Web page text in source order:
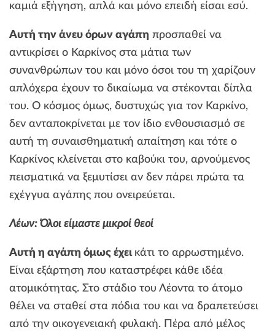
καμιά εξήγηση, απλά και μόνο επειδή είσαι εσύ.
Αυτή την άνευ όρων αγάπη προσπαθεί να
αντικρίσει ο Καρκίνος στα μάτια των
συνανθρώπων του και μόνο όσοι του τη χαρίζουν
απλόχερα έχουν το δικαίωμα να στέκονται δίπλα
του. Ο κόσμος όμως, δυστυχώς για τον Καρκίνο,
δεν ανταποκρίνεται με τον ίδιο ενθουσιασμό σε
αυτή τη συναισθηματική απαίτηση και τότε ο
Καρκίνος κλείνεται στο καβούκι του, αρνούμενος
πεισματικά να ξεμυτίσει αν δεν πάρει πρώτα τα
εχέγγυα αγάπης που ονειρεύεται.
Λέων: Όλοι είμαστε μικροί θεοί
Αυτή η αγάπη όμως έχει κάτι το αρρωστημένο.
Είναι εξάρτηση που καταστρέφει κάθε ιδέα
ατομικότητας. Στο στάδιο του Λέοντα το άτομο
θέλει να σταθεί στα πόδια του και να δραπετεύσει
από την οικογενειακή φυλακή. Πέρα από μέλος